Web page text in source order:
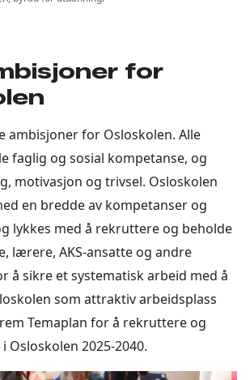
for
ambisjoner for Osloskolen. Alle
faglig og sosial kompetanse, og
motivasjon og trivsel. Osloskolen
en bredde av kompetanser og
lykkes med å rekruttere og beholde
lærere, AKS-ansatte og andre
å sikre et systematisk arbeid med å
som attraktiv arbeidsplass
Temaplan for å rekruttere og
Osloskolen 2025-2040.